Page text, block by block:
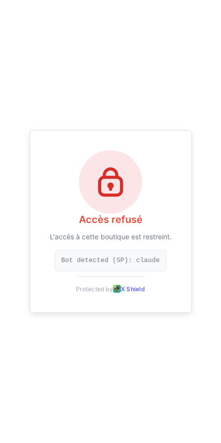
Accès refusé
L'accès à cette boutique est restreint.
Bot detected (SP): claude
Protected by X Shield